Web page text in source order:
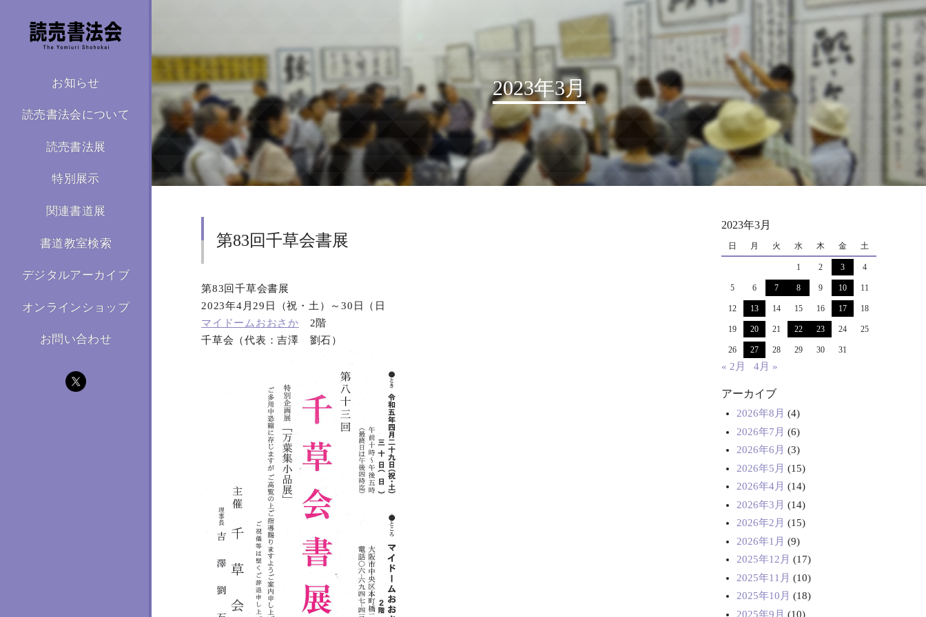
お知らせ
読売書法会について
読売書法展
特別展示
関連書道展
書道教室検索
デジタルアーカイブ
オンラインショップ
お問い合わせ
2023年3月
第83回千草会書展
第83回千草会書展
2023年4月29日（祝・土）～30日（日
マイドームおおさか 2階
千草会（代表：吉澤 劉石）
2023年3月
日 月 火 水 木 金 土
1 2 3 4
5 6 7 8 9 10 11
12 13 14 15 16 17 18
19 20 21 22 23 24 25
26 27 28 29 30 31
« 2月 4月 »
アーカイブ
2026年8月 (4)
2026年7月 (6)
2026年6月 (3)
2026年5月 (15)
2026年4月 (14)
2026年3月 (14)
2026年2月 (15)
2026年1月 (9)
2025年12月 (17)
2025年11月 (10)
2025年10月 (18)
2025年9月 (10)
お知らせ
読売書法会について
読売書法展